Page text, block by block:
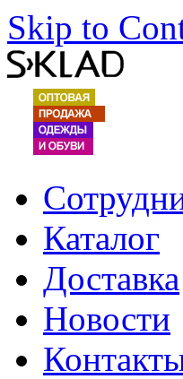
Skip to
Каталог
Доставка
Новости